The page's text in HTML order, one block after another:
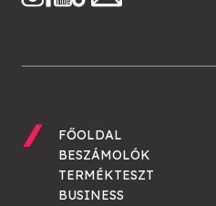
FŐOLDAL
BESZÁMOLÓK
TERMÉKTESZT
BUSINESS